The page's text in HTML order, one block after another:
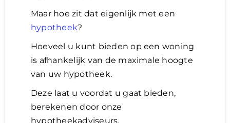
Maar hoe zit dat eigenlijk met een
hypotheek?
Hoeveel u kunt bieden op een woning
is afhankelijk van de maximale hoogte
van uw hypotheek.
Deze laat u voordat u gaat bieden,
berekenen door onze
hypotheekadviseurs.